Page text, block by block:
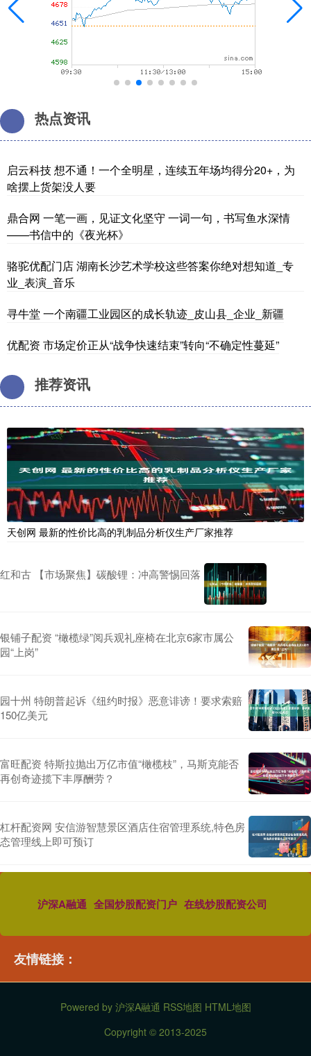
热点资讯
启云科技 想不通！一个全明星，连续五年场均得分20+，为
啥摆上货架没人要
鼎合网 一笔一画，见证文化坚守 一词一句，书写鱼水深情
——书信中的《夜光杯》
骆驼优配门店 湖南长沙艺术学校这些答案你绝对想知道_专
业_表演_音乐
寻牛堂 一个南疆工业园区的成长轨迹_皮山县_企业_新疆
优配资 市场定价正从“战争快速结束”转向“不确定性蔓延”
推荐资讯
天创网 最新的性价比高的乳制品分析仪生产厂家推荐
红和古 【市场聚焦】碳酸锂：冲高警惕回落
银铺子配资 “橄榄绿”阅兵观礼座椅在北京6家市属公
园“上岗”
园十州 特朗普起诉《纽约时报》恶意诽谤！要求索赔
150亿美元
富旺配资 特斯拉抛出万亿市值“橄榄枝”，马斯克能否
再创奇迹揽下丰厚酬劳？
杠杆配资网 安信游智慧景区酒店住宿管理系统,特色房
态管理线上即可预订
沪深A融通 全国炒股配资门户 在线炒股配资公司
友情链接：
Powered by 沪深A融通 RSS地图 HTML地图
Copyright © 2013-2025